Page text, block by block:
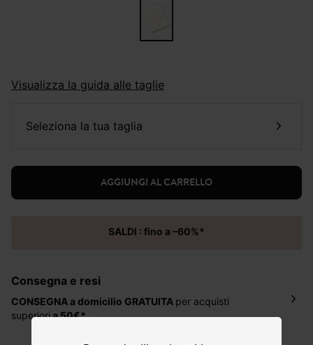
Visualizza la guida alle taglie
seleziona la tua taglia
AGGIUNGI AL CARRELLO
SALDI : fino a –60%*
Consegna e resi
CONSEGNA a domicilio GRATUITA per acquisti
superioria 50€*